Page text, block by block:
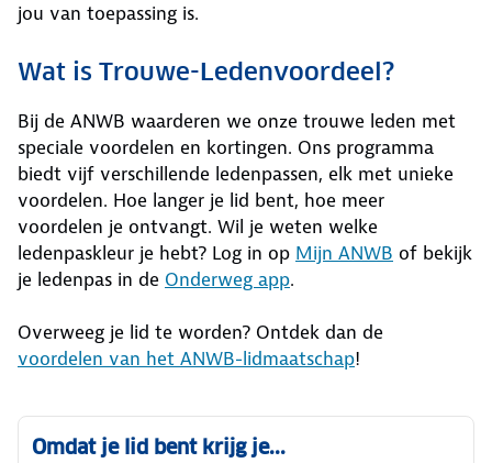
jou van toepassing is.
Wat is Trouwe-Ledenvoordeel?
Bij de ANWB waarderen we onze trouwe leden met
speciale voordelen en kortingen. Ons programma
biedt vijf verschillende ledenpassen, elk met unieke
voordelen. Hoe langer je lid bent, hoe meer
voordelen je ontvangt. Wil je weten welke
ledenpaskleur je hebt? Log in op Mijn ANWB of bekijk
je ledenpas in de Onderweg app.
Overweeg je lid te worden? Ontdek dan de
voordelen van het ANWB-lidmaatschap!
Omdat je lid bent krijg je...